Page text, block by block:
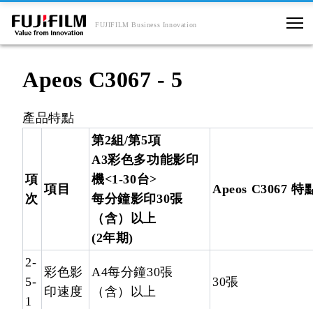
FUJIFILM Business Innovation
Apeos C3067 - 5
產品特點
項
次
項目
第2組/第5項
A3彩色多功能影印
機<1-30台>
每分鐘影印30張
（含）以上
(2年期)
Apeos C3067 特
2-
5-
1
彩色影
印速度
A4每分鐘30張
（含）以上
30張